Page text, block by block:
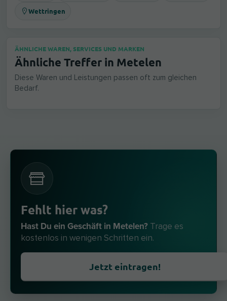
Wettringen
ÄHNLICHE WAREN, SERVICES UND MARKEN
Ähnliche Treffer in Metelen
Diese Waren und Leistungen passen oft zum gleichen
Bedarf.
Fehlt hier was?
Hast Du ein Geschäft in Metelen? Trage es
kostenlos in wenigen Schritten ein.
Jetzt eintragen!